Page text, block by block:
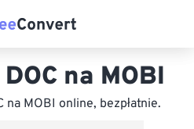
na MOBI
MOBI online, bezpłatnie.